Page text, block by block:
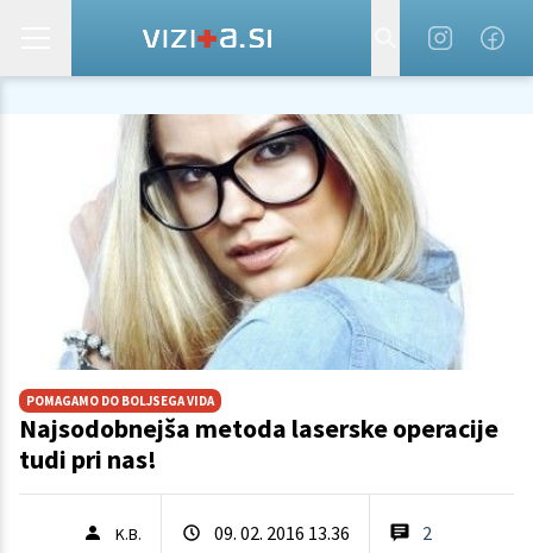
POMAGAMO DO BOLJSEGA VIDA
Najsodobnejša metoda laserske operacije
tudi pri nas!
K.B. 09. 02. 2016 13.36 2